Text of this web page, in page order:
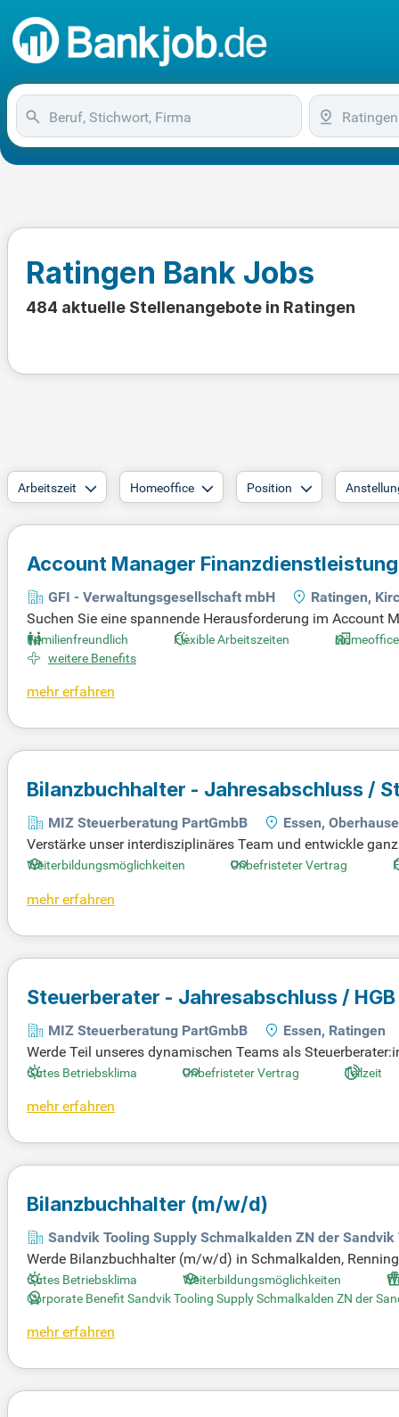
Ratingen Bank Jobs
484 aktuelle Stellenangebote in Ratingen
Arbeitszeit Homeoffice Position
Account Manager
GFI - Verwaltungsgesellschaft mbH
Ratingen,
Suchen Sie eine spannende Herausforderung im Account
iliären Umfeld, ideal für kreative Köpfe mit C1 Deutsch
ce (2 Tage) sind Teil des Angebots. Genießen Sie
eil unseres dynamischen Teams und gestalten Sie Ihre
Familienfreundlich Flexible Arbeitszeiten Homeoffice
weitere Benefits
mehr erfahren
Bilanzbuchhalter - Jahresabschluss /
MIZ Steuerberatung PartGmbB
Essen,
Verstärke unser interdisziplinäres Team und entwickle
se und begleite Transaktionen. Profitiere von individueller
Weiterbildungsmöglichkeiten Unbefristeter Vertrag
mehr erfahren
Steuerberater - Jahresabschluss / HGB
MIZ Steuerberatung PartGmbB
Essen, Ratingen
Werde Teil unseres dynamischen Teams als
pro. Bei uns erwartet dich ein unbefristeter Arbeitsvertrag
ist uns wichtig: Wir unterstützen dich finanziell und
Gutes Betriebsklima Unbefristeter Vertrag Teilzeit
mehr erfahren
Bilanzbuchhalter (m/w/d)
Sandvik Tooling Supply Schmalkalden ZN der
Werde Bilanzbuchhalter (m/w/d) in Schmalkalden,
r Produktionsstandorte und optimierst unsere
bschlüssen nach HGB und IFRS sowie die Bilanzierung
ntwicklung des internen Kontrollsystems bei. Bewirb dich
Gutes Betriebsklima Weiterbildungsmöglichkeiten
Corporate Benefit Sandvik Tooling Supply Schmalkalden ZN der
mehr erfahren